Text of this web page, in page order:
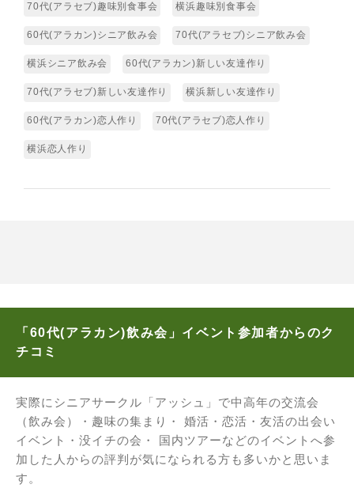
70代(アラセブ)趣味別食事会 横浜趣味別食事会
60代(アラカン)シニア飲み会 70代(アラセブ)シニア飲み会
横浜シニア飲み会 60代(アラカン)新しい友達作り
70代(アラセブ)新しい友達作り 横浜新しい友達作り
60代(アラカン)恋人作り 70代(アラセブ)恋人作り
横浜恋人作り
「60代(アラカン)飲み会」イベント参加者からのク
チコミ
実際にシニアサークル「アッシュ」で中高年の交流会
（飲み会）・趣味の集まり・ 婚活・恋活・友活の出会い
イベント・没イチの会・ 国内ツアーなどのイベントへ参
加した人からの評判が気になられる方も多いかと思いま
す。